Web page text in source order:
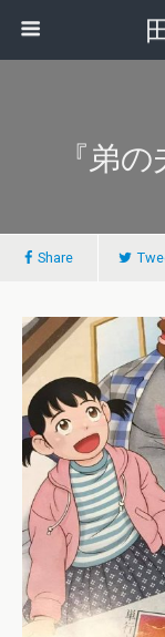
『弟
Share